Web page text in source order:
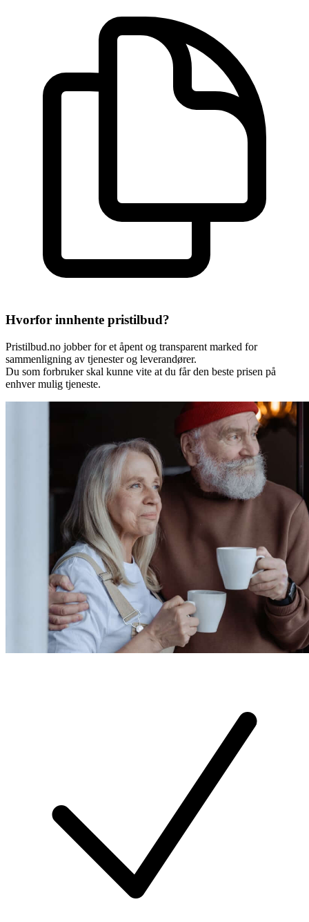
Hvorfor innhente pristilbud?
Pristilbud.no jobber for et åpent og transparent marked for
sammenligning av tjenester og leverandører.
Du som forbruker skal kunne vite at du får den beste prisen på
enhver mulig tjeneste.